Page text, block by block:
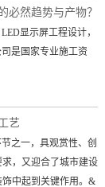
必然趋势与产物？
显示屏工程设计，
是国家专业施工资
艺
之一，具观赏性、创
，又迎合了城市建设
中起到关键作用。&